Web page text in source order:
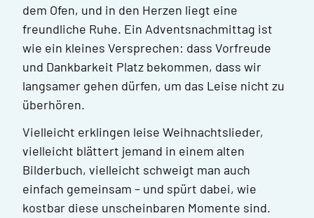
dem Ofen, und in den Herzen liegt eine
freundliche Ruhe. Ein Adventsnachmittag ist
wie ein kleines Versprechen: dass Vorfreude
und Dankbarkeit Platz bekommen, dass wir
langsamer gehen dürfen, um das Leise nicht zu
überhören.
Vielleicht erklingen leise Weihnachtslieder,
vielleicht blättert jemand in einem alten
Bilderbuch, vielleicht schweigt man auch
einfach gemeinsam – und spürt dabei, wie
kostbar diese unscheinbaren Momente sind.